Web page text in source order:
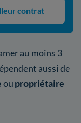
contrat
au moins 3
aussi de
ou propriétaire